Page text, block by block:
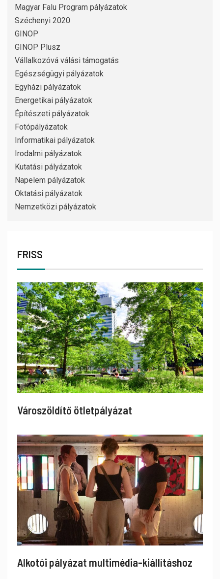
Magyar Falu Program pályázatok
Széchenyi 2020
GINOP
GINOP Plusz
Vállalkozóvá válási támogatás
Egészségügyi pályázatok
Egyházi pályázatok
Energetikai pályázatok
Építészeti pályázatok
Fotópályázatok
Informatikai pályázatok
Irodalmi pályázatok
Kutatási pályázatok
Napelem pályázatok
Oktatási pályázatok
Nemzetközi pályázatok
FRISS
Városzöldítő ötletpályázat
Alkotói pályázat multimédia-kiállításhoz